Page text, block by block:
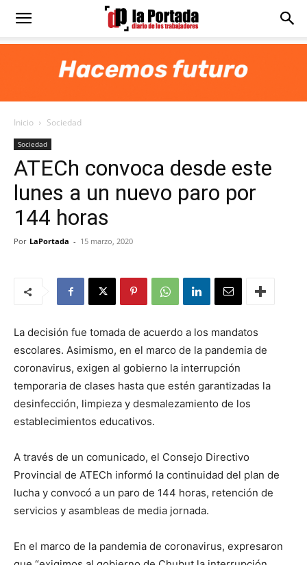
Diario
Portada
Inicio Sociedad
Sociedad
ATECh convoca desde este
lunes a un nuevo paro por
144 horas
Por LaPortada - 15 marzo, 2020
La decisión fue tomada de acuerdo a los mandatos
escolares. Asimismo, en el marco de la pandemia de
coronavirus, exigen al gobierno la interrupción
temporaria de clases hasta que estén garantizadas la
desinfección, limpieza y desmalezamiento de los
establecimientos educativos.
A través de un comunicado, el Consejo Directivo
Provincial de ATECh informó la continuidad del plan de
lucha y convocó a un paro de 144 horas, retención de
servicios y asambleas de media jornada.
En el marco de la pandemia de coronavirus, expresaron